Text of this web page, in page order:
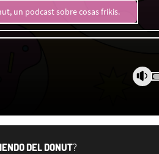
un podcast sobre cosas frikis.
DEL DONUT?